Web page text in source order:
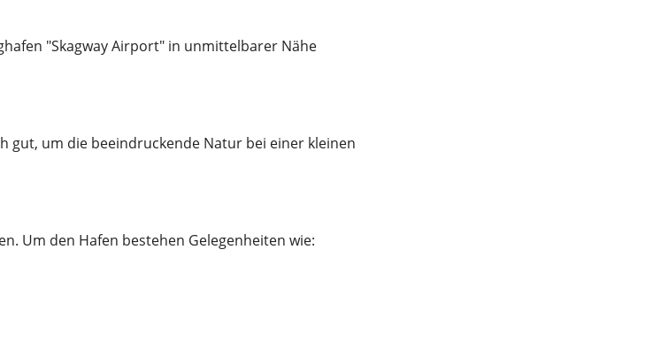
"Skagway Airport" in unmittelbarer Nähe
gut, um die beeindruckende Natur bei einer kleinen
Um den Hafen bestehen Gelegenheiten wie: